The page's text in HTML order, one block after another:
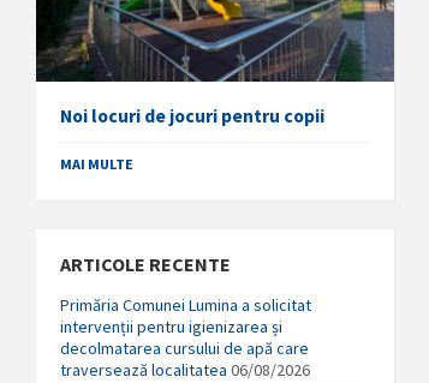
Noi locuri de jocuri pentru copii
MAI MULTE
ARTICOLE RECENTE
Primăria Comunei Lumina a solicitat
intervenții pentru igienizarea și
decolmatarea cursului de apă care
traversează localitatea 06/08/2026